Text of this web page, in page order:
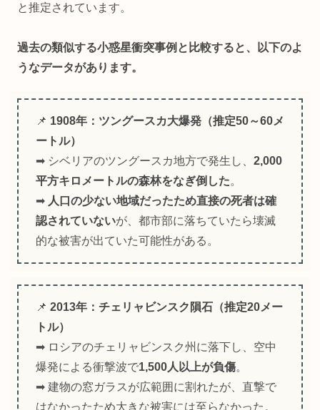
と推定されています。
過去の類似する小惑星衝突事例と比較すると、以下のよ
うなデータがあります。
📌 1908年：ツングースカ大爆発（推定50～60メ
ートル）
➡ シベリアのツングースカ地方で発生し、 2,000
平方キロメートルの森林をなぎ倒した。
➡ 人口の少ない地域だったため直接の死者は確
認されていないが、都市部に落ちていたら壊滅
的な被害が出ていた可能性がある。
📌 2013年：チェリャビンスク隕石（推定20メー
トル）
➡ ロシアのチェリャビンスク州に落下し、空中
爆発による衝撃波で1,500人以上が負傷。
➡ 建物の窓ガラスが広範囲に割れたが、直撃で
はなかったため大きな被害には至らなかった。